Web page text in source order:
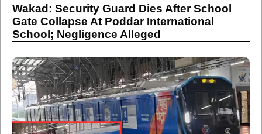
Wakad: Security Guard Dies After School
Gate Collapse At Poddar International
School; Negligence Alleged